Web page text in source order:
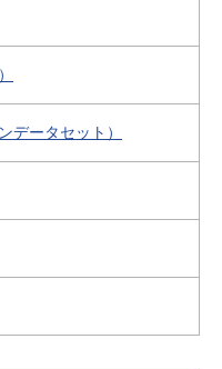
データセット）